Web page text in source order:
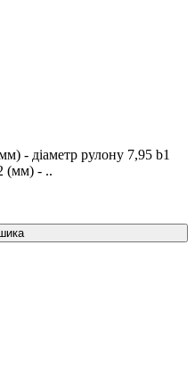
- діаметр рулону 7,95 b1
(мм) - ..